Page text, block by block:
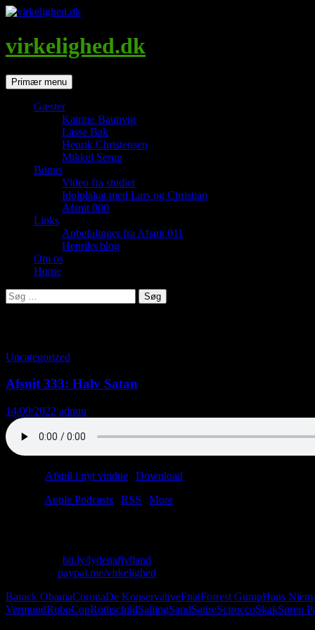
Hop
indhold
virkelighed.dk
SøgPrimær menu
Gæster
Katrine Baunvig
Lasse Bak
Henrik Christensen
Mikkel Serup
Bonus
Video fra studiet
Idolplakat med Lars og Christian
Afsnit 000
Links
Anbefalinger fra Afsnit 011
Henriks blog
Om os
Home
Søg
efter:
Uncategorized
Afsnit 333: Halv Satan
14/09/2022 admin
Afspil i nyt vindue Download
Apple Podcasts RSS
More
bit.ly/lydenafjylland
paypal.me/virkelighed
Barack ObamaCoronaDe KonservativeFnatForrest GumpHans
VermundRoboCopRothschildSallingSandSatireSciroccoSkakSøren